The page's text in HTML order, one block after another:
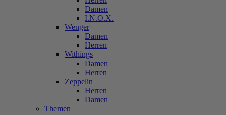
Damen
I.N.O.X.
Wenger
Damen
Herren
Withings
Damen
Herren
Zeppelin
Herren
Damen
Themen